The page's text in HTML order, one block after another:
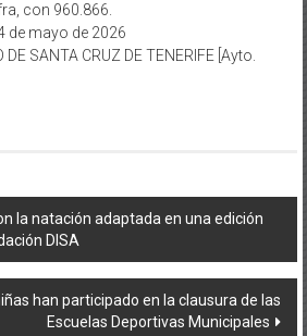
con 960.866.
de mayo de 2026
SANTA CRUZ DE TENERIFE [Ayto.
la natación adaptada en una edición
DISA
han participado en la clausura de las
Escuelas Deportivas Municipales